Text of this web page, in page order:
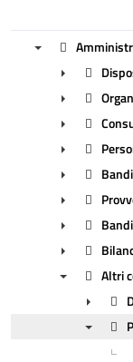
►
►
►
►
►
►
►
► Altri
►